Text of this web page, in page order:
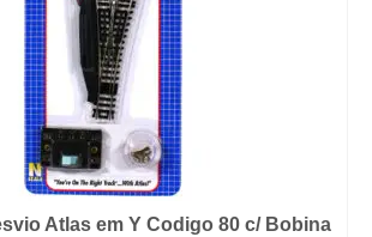
Atlas em Y Codigo 80 c/ Bobina